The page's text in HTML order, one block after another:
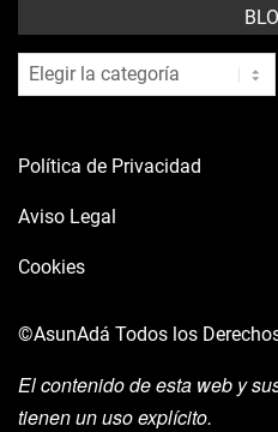
blog
Política de Privacidad
Aviso Legal
Cookies
©AsunAdá Todos los
El contenido de esta web y
tienen un uso explícito.